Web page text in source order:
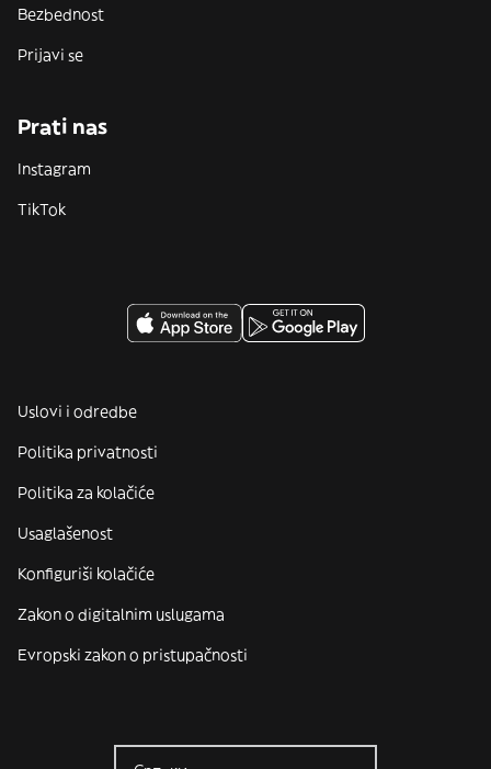
Bezbednost
Prijavi se
Prati nas
Instagram
TikTok
Uslovi i odredbe
Politika privatnosti
Politika za kolačiće
Usaglašenost
Konfiguriši kolačiće
Zakon o digitalnim uslugama
Evropski zakon o pristupačnosti